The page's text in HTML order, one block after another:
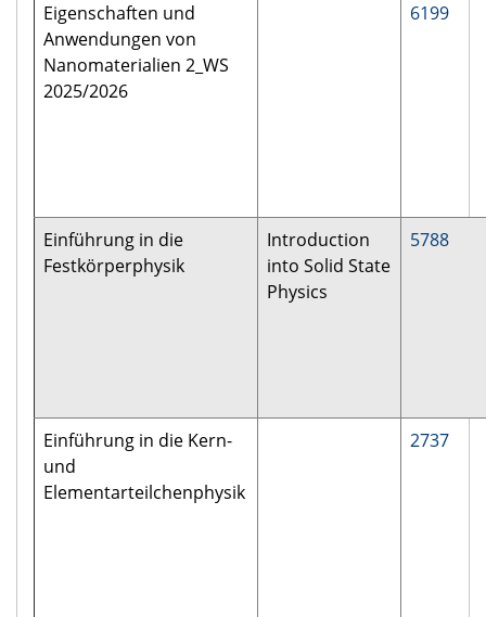
Eigenschaften und
Anwendungen von
Nanomaterialien 2_WS
2025/2026
6199
Einführung in die
Festkörperphysik
Introduction
into Solid State
Physics
5788
Einführung in die Kern-
und
Elementarteilchenphysik
2737